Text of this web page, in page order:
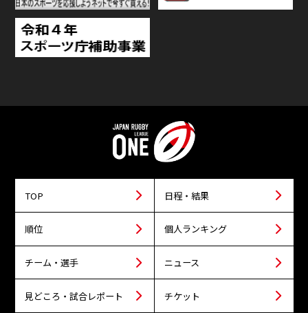
TOP 日程・結果
順位 個人ランキング
チーム・選手 ニュース
見どころ・試合レポート チケット